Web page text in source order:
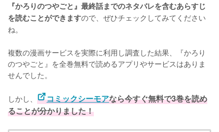
『かろりのつやごと』最終話までのネタバレを含むあらすじ
を読むことができますので、ぜひチェックしてみてください
ね。
複数の漫画サービスを実際に利用し調査した結果、『かろり
のつやごと』を全巻無料で読めるアプリやサービスはありま
せんでした。
しかし、 コミックシーモアなら今すぐ無料で3巻を読め
ることが分かりました！